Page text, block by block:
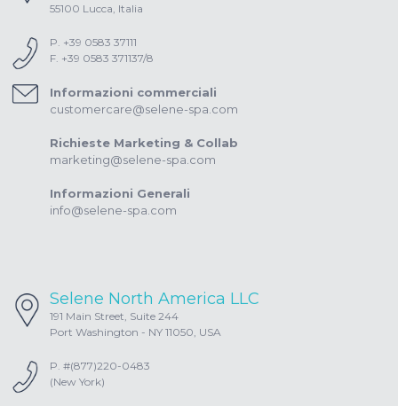
55100 Lucca, Italia
P. +39 0583 37111
F. +39 0583 371137/8
Informazioni commerciali
customercare@selene-spa.com
Richieste Marketing & Collab
marketing@selene-spa.com
Informazioni Generali
info@selene-spa.com
Selene North America LLC
191 Main Street, Suite 244
Port Washington - NY 11050, USA
P. #(877)220-0483
(New York)